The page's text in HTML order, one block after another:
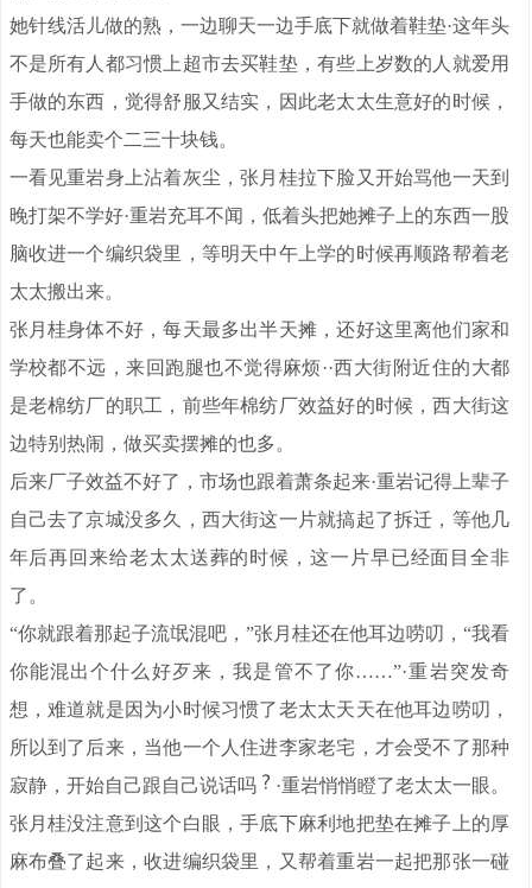
她针线活儿做的熟，一边聊天一边手底下就做着鞋垫·这年头
不是所有人都习惯上超市去买鞋垫，有些上岁数的人就爱用
手做的东西，觉得舒服又结实，因此老太太生意好的时候，
每天也能卖个二三十块钱。
一看见重岩身上沾着灰尘，张月桂拉下脸又开始骂他一天到
晚打架不学好·重岩充耳不闻，低着头把她摊子上的东西一股
脑收进一个编织袋里，等明天中午上学的时候再顺路帮着老
太太搬出来。
张月桂身体不好，每天最多出半天摊，还好这里离他们家和
学校都不远，来回跑腿也不觉得麻烦··西大街附近住的大都
是老棉纺厂的职工，前些年棉纺厂效益好的时候，西大街这
边特别热闹，做买卖摆摊的也多。
后来厂子效益不好了，市场也跟着萧条起来·重岩记得上辈子
自己去了京城没多久，西大街这一片就搞起了拆迁，等他几
年后再回来给老太太送葬的时候，这一片早已经面目全非
了。
“你就跟着那起子流氓混吧，”张月桂还在他耳边唠叨，“我看
你能混出个什么好歹来，我是管不了你……”·重岩突发奇
想，难道就是因为小时候习惯了老太太天天在他耳边唠叨，
所以到了后来，当他一个人住进李家老宅，才会受不了那种
寂静，开始自己跟自己说话吗
·重岩悄悄瞪了老太太一眼。
张月桂没注意到这个白眼，手底下麻利地把垫在摊子上的厚
麻布叠了起来，收进编织袋里，又帮着重岩一起把那张一碰